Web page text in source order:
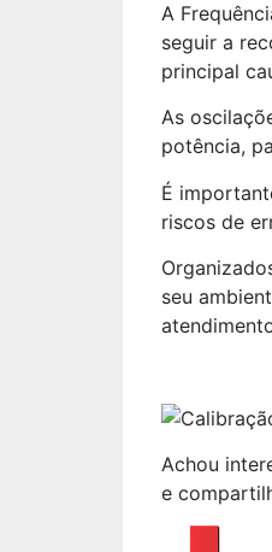
A
seguir a
principal
As
potência,
É
riscos de
seu
Achou
e